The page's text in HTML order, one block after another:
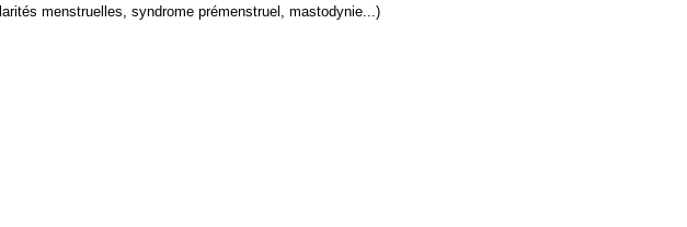
menstruelles, syndrome prémenstruel, mastodynie...)